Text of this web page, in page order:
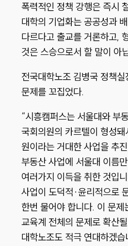
폭력적인 정책 강행은 즉시
대학의 기업화는 공공성과
다르다고 출교를 거론하고,
것은 스승으로서 할 말이 아
전국대학노조 김병국 정책실
문제를 꼬집었다.
“시흥캠퍼스는 서울대와 부
국회의원의 카르텔이 형성돼
원이라는 거대한 사업을 추
부동산 사업에 서울대 이름
여러가지 이득을 취한 것입
사업이 도덕적·윤리적으로
한번 물어야 합니다. 이 문제
교육계 전체의 문제로 확산
대학노조도 적극 연대하겠습